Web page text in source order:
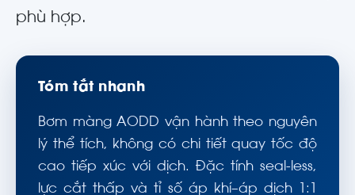
phù hợp.
Tóm tắt nhanh
Bơm màng AODD vận hành theo nguyên
lý thể tích, không có chi tiết quay tốc độ
cao tiếp xúc với dịch. Đặc tính seal-less,
lực cắt thấp và tỉ số áp khí–áp dịch 1:1